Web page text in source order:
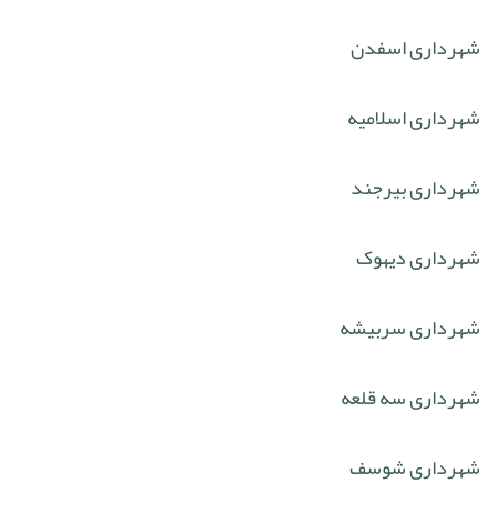
شهرداری اسفدن
شهرداری اسلامیه
شهرداری بیرجند
شهرداری دیهوک
شهرداری سربیشه
شهرداری سه قلعه
شهرداری شوسف